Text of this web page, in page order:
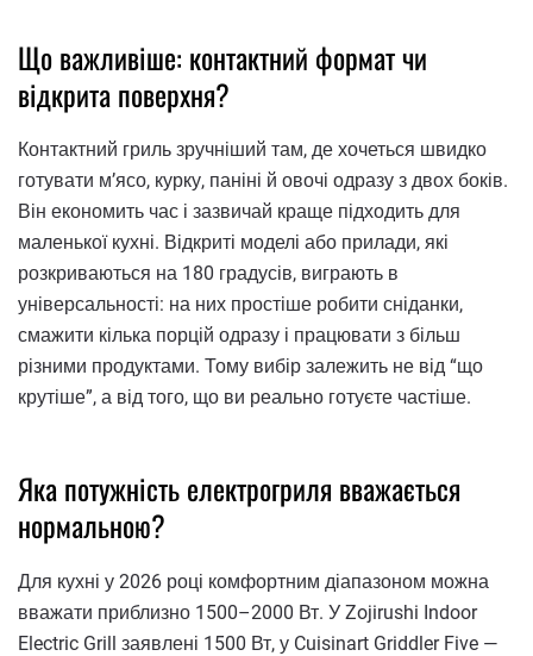
Що важливіше: контактний формат чи
відкрита поверхня?
Контактний гриль зручніший там, де хочеться швидко
готувати м’ясо, курку, паніні й овочі одразу з двох боків.
Він економить час і зазвичай краще підходить для
маленької кухні. Відкриті моделі або прилади, які
розкриваються на 180 градусів, виграють в
універсальності: на них простіше робити сніданки,
смажити кілька порцій одразу і працювати з більш
різними продуктами. Тому вибір залежить не від “що
крутіше”, а від того, що ви реально готуєте частіше.
Яка потужність електрогриля вважається
нормальною?
Для кухні у 2026 році комфортним діапазоном можна
вважати приблизно 1500–2000 Вт. У Zojirushi Indoor
Electric Grill заявлені 1500 Вт, у Cuisinart Griddler Five —